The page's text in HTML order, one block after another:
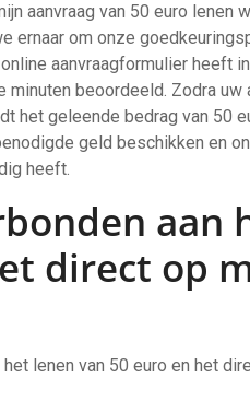
aanvraag van 50 euro lenen
ernaar om onze
aanvraagformulier heeft
beoordeeld. Zodra uw
het geleende bedrag van 50
geld beschikken en
heeft.
aan
direct op
lenen van 50 euro en het